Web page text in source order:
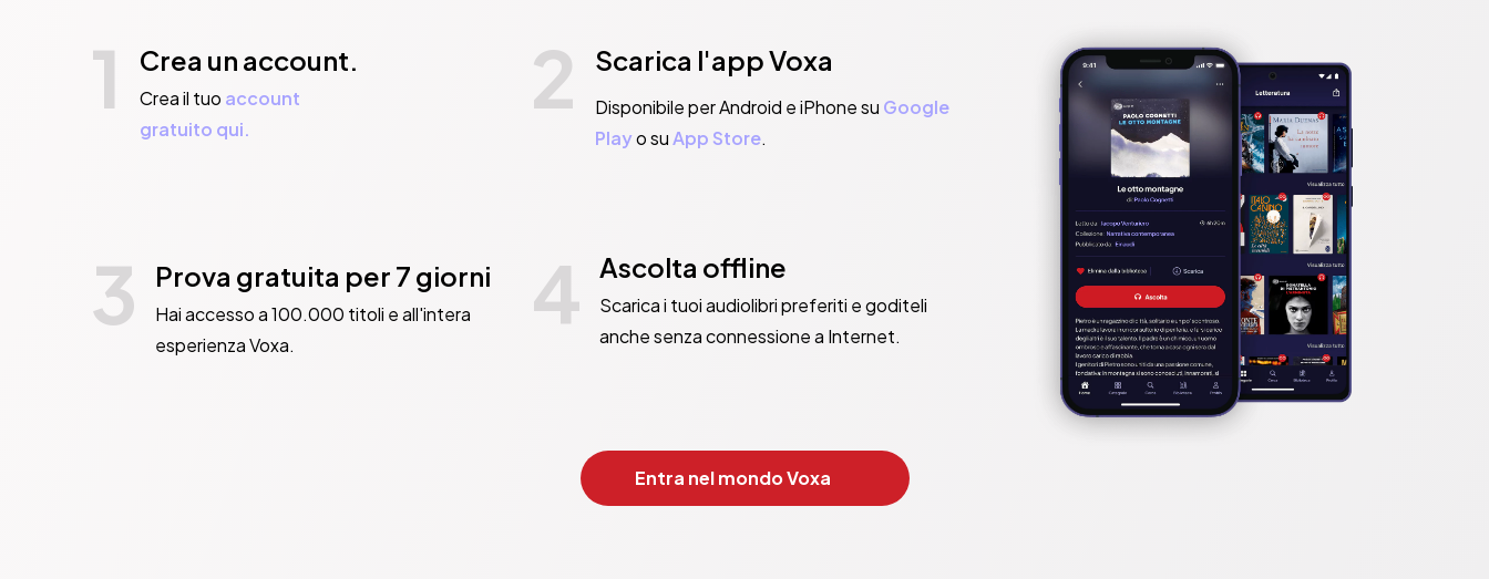
1 Crea un account.
Crea il tuo account
gratuito qui.
2 Scarica l'app Voxa
Disponibile per Android e iPhone su Google
Playo suApp Store.
3 Prova gratuita per 7 giorni
Hai accesso a 100.000 titoli e all'intera
esperienza Voxa.
4 Ascolta offline
Scarica i tuoi audiolibri preferiti e goditeli
anche senza connessione a Internet.
Entra nel mondo Voxa